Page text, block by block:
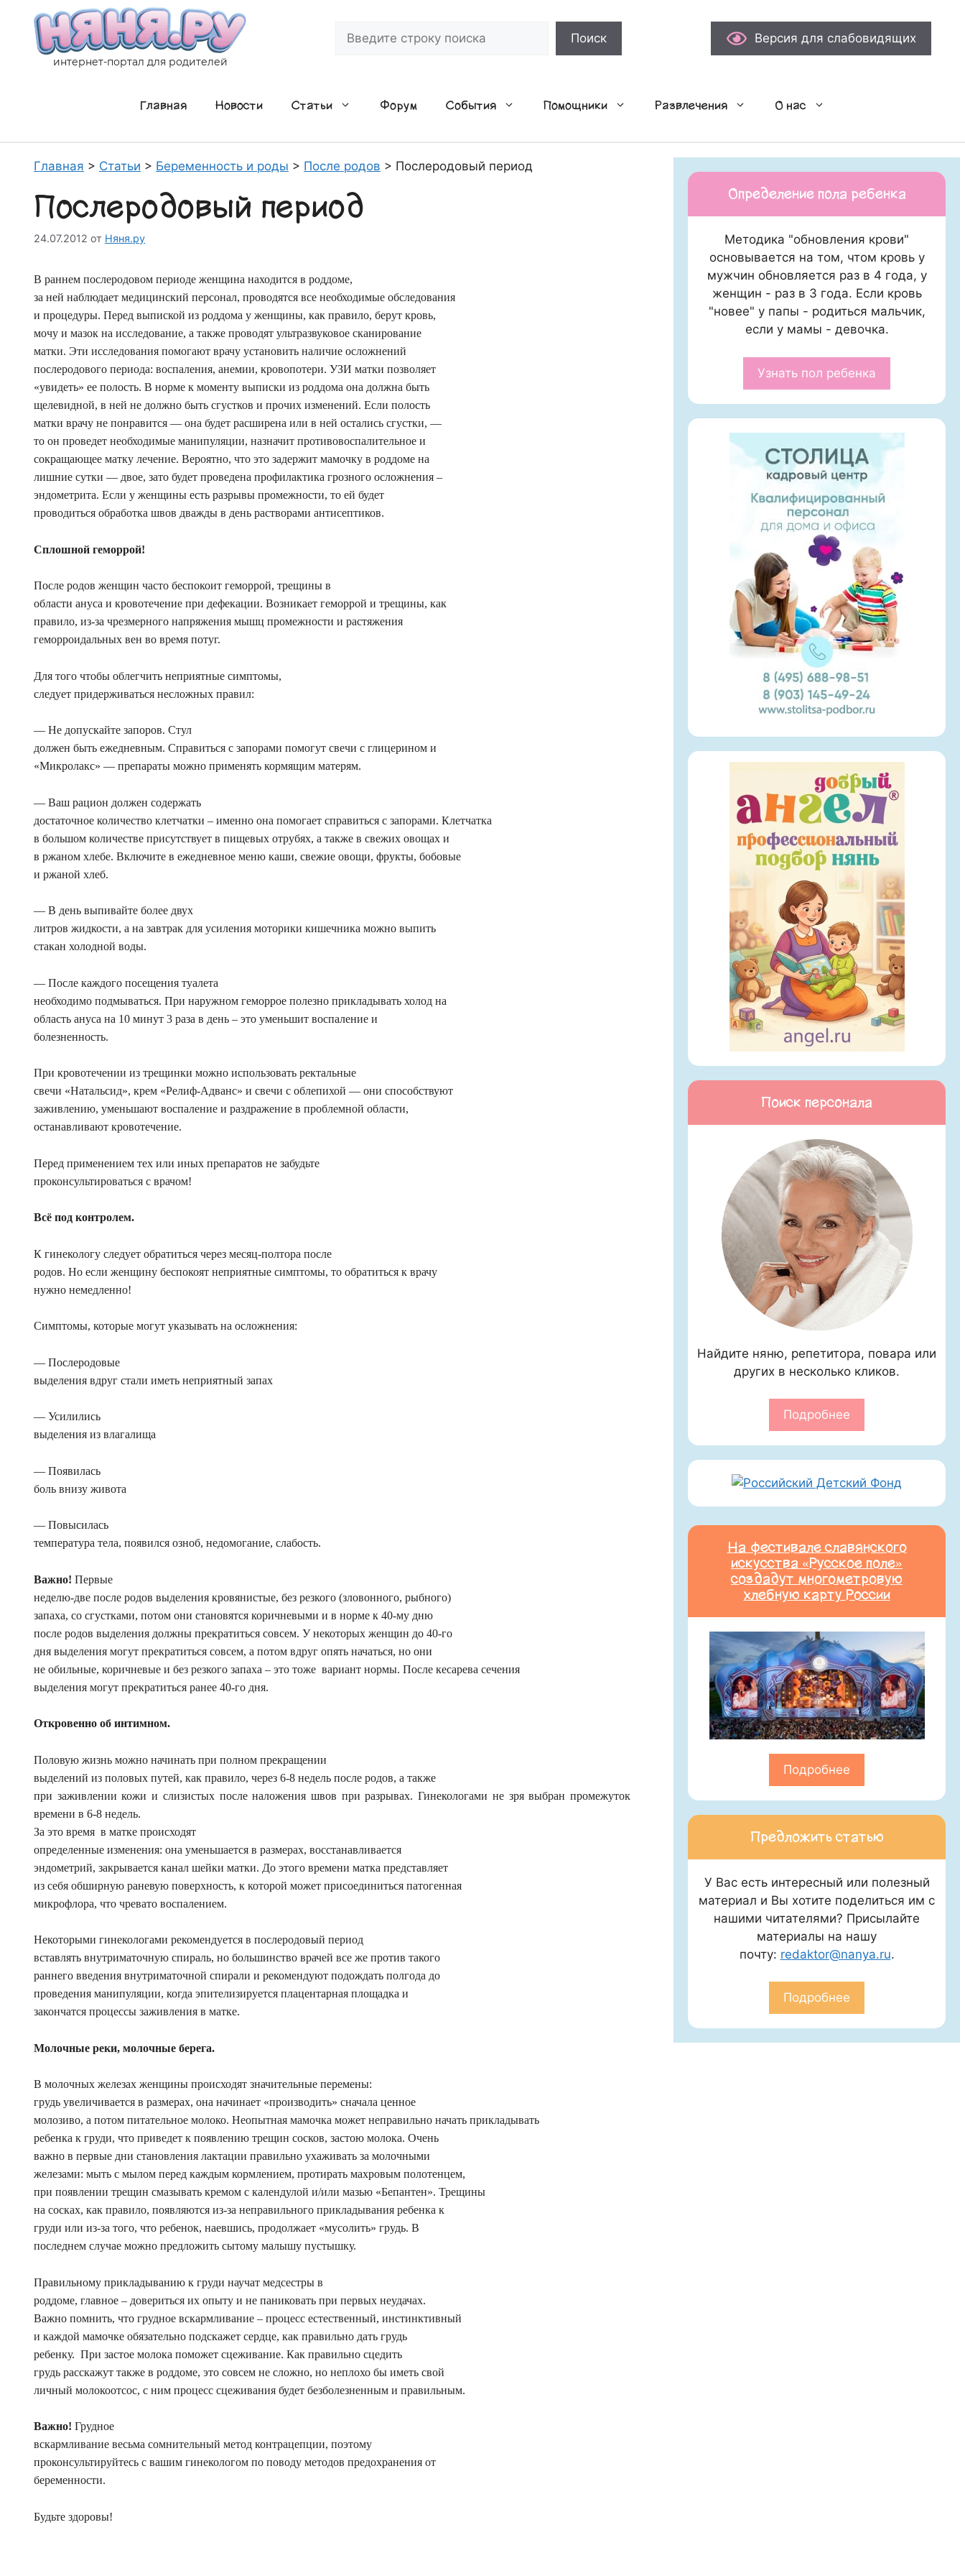
содержимому
интернет-портал для родителей
Поиск Версия для слабовидящих
Главная Новости Статьи Форум События Помощники Развлечения О нас
Главная > Статьи > Беременность и роды > После родов > Послеродовый период
Послеродовый период
24.07.2012 от Няня.ру
В раннем послеродовом периоде женщина находится в роддоме,
за ней наблюдает медицинский персонал, проводятся все необходимые обследования
и процедуры. Перед выпиской из роддома у женщины, как правило, берут кровь,
мочу и мазок на исследование, а также проводят ультразвуковое сканирование
матки. Эти исследования помогают врачу установить наличие осложнений
послеродового периода: воспаления, анемии, кровопотери. УЗИ матки позволяет
«увидеть» ее полость. В норме к моменту выписки из роддома она должна быть
щелевидной, в ней не должно быть сгустков и прочих изменений. Если полость
матки врачу не понравится — она будет расширена или в ней остались сгустки, —
то он проведет необходимые манипуляции, назначит противовоспалительное и
сокращающее матку лечение. Вероятно, что это задержит мамочку в роддоме на
лишние сутки — двое, зато будет проведена профилактика грозного осложнения –
эндометрита. Если у женщины есть разрывы промежности, то ей будет
проводиться обработка швов дважды в день растворами антисептиков.
Сплошной геморрой!
После родов женщин часто беспокоит геморрой, трещины в
области ануса и кровотечение при дефекации. Возникает геморрой и трещины, как
правило, из-за чрезмерного напряжения мышц промежности и растяжения
геморроидальных вен во время потуг.
Для того чтобы облегчить неприятные симптомы,
следует придерживаться несложных правил:
— Не допускайте запоров. Стул
должен быть ежедневным. Справиться с запорами помогут свечи с глицерином и
«Микролакс» — препараты можно применять кормящим матерям.
— Ваш рацион должен содержать
достаточное количество клетчатки – именно она помогает справиться с запорами. Клетчатка
в большом количестве присутствует в пищевых отрубях, а также в свежих овощах и
в ржаном хлебе. Включите в ежедневное меню каши, свежие овощи, фрукты, бобовые
и ржаной хлеб.
— В день выпивайте более двух
литров жидкости, а на завтрак для усиления моторики кишечника можно выпить
стакан холодной воды.
— После каждого посещения туалета
необходимо подмываться. При наружном геморрое полезно прикладывать холод на
область ануса на 10 минут 3 раза в день – это уменьшит воспаление и
болезненность.
При кровотечении из трещинки можно использовать ректальные
свечи «Натальсид», крем «Релиф-Адванс» и свечи с облепихой — они способствуют
заживлению, уменьшают воспаление и раздражение в проблемной области,
останавливают кровотечение.
Перед применением тех или иных препаратов не забудьте
проконсультироваться с врачом!
Всё под контролем.
К гинекологу следует обратиться через месяц-полтора после
родов. Но если женщину беспокоят неприятные симптомы, то обратиться к врачу
нужно немедленно!
Симптомы, которые могут указывать на осложнения:
— Послеродовые
выделения вдруг стали иметь неприятный запах
— Усилились
выделения из влагалища
— Появилась
боль внизу живота
— Повысилась
температура тела, появился озноб, недомогание, слабость.
Важно! Первые
неделю-две после родов выделения кровянистые, без резкого (зловонного, рыбного)
запаха, со сгустками, потом они становятся коричневыми и в норме к 40-му дню
после родов выделения должны прекратиться совсем. У некоторых женщин до 40-го
дня выделения могут прекратиться совсем, а потом вдруг опять начаться, но они
не обильные, коричневые и без резкого запаха – это тоже вариант нормы. После кесарева сечения
выделения могут прекратиться ранее 40-го дня.
Откровенно об интимном.
Половую жизнь можно начинать при полном прекращении
выделений из половых путей, как правило, через 6-8 недель после родов, а также
при заживлении кожи и слизистых после наложения швов при разрывах. Гинекологами не зря выбран промежуток
времени в 6-8 недель.
За это время в матке происходят
определенные изменения: она уменьшается в размерах, восстанавливается
эндометрий, закрывается канал шейки матки. До этого времени матка представляет
из себя обширную раневую поверхность, к которой может присоединиться патогенная
микрофлора, что чревато воспалением.
Некоторыми гинекологами рекомендуется в послеродовый период
вставлять внутриматочную спираль, но большинство врачей все же против такого
раннего введения внутриматочной спирали и рекомендуют подождать полгода до
проведения манипуляции, когда эпителизируется плацентарная площадка и
закончатся процессы заживления в матке.
Молочные реки, молочные берега.
В молочных железах женщины происходят значительные перемены:
грудь увеличивается в размерах, она начинает «производить» сначала ценное
молозиво, а потом питательное молоко. Неопытная мамочка может неправильно начать прикладывать
ребенка к груди, что приведет к появлению трещин сосков, застою молока. Очень
важно в первые дни становления лактации правильно ухаживать за молочными
железами: мыть с мылом перед каждым кормлением, протирать махровым полотенцем,
при появлении трещин смазывать кремом с календулой и/или мазью «Бепантен». Трещины
на сосках, как правило, появляются из-за неправильного прикладывания ребенка к
груди или из-за того, что ребенок, наевшись, продолжает «мусолить» грудь. В
последнем случае можно предложить сытому малышу пустышку.
Правильному прикладыванию к груди научат медсестры в
роддоме, главное – довериться их опыту и не паниковать при первых неудачах.
Важно помнить, что грудное вскармливание – процесс естественный, инстинктивный
и каждой мамочке обязательно подскажет сердце, как правильно дать грудь
ребенку. При застое молока поможет сцеживание. Как правильно сцедить
грудь расскажут также в роддоме, это совсем не сложно, но неплохо бы иметь свой
личный молокоотсос, с ним процесс сцеживания будет безболезненным и правильным.
Важно! Грудное
вскармливание весьма сомнительный метод контрацепции, поэтому
проконсультируйтесь с вашим гинекологом по поводу методов предохранения от
беременности.
Будьте здоровы!
Определение пола ребенка
Методика "обновления крови"
основывается на том, чтом кровь у
мужчин обновляется раз в 4 года, у
женщин - раз в 3 года. Если кровь
"новее" у папы - родиться мальчик,
если у мамы - девочка.
Узнать пол ребенка
Поиск персонала
Найдите няню, репетитора, повара или
других в несколько кликов.
Подробнее
На фестивале славянского
искусства «Русское поле»
создадут многометровую
хлебную карту России
Подробнее
Предложить статью
У Вас есть интересный или полезный
материал и Вы хотите поделиться им с
нашими читателями? Присылайте
материалы на нашу
почту: redaktor@nanya.ru.
Подробнее